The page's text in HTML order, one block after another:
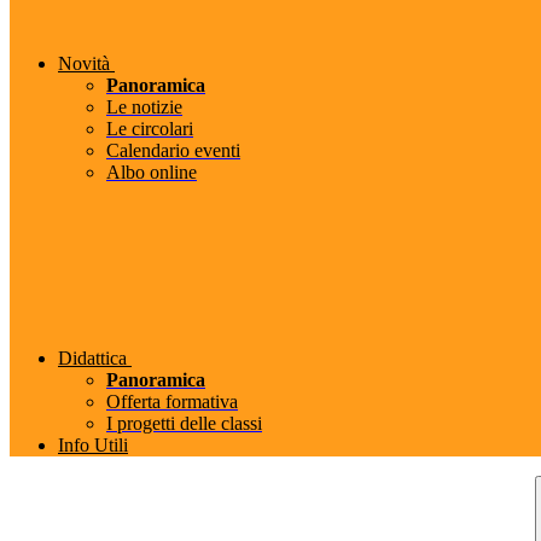
Novità
Panoramica
Le notizie
Le circolari
Calendario eventi
Albo online
Didattica
Panoramica
Offerta formativa
I progetti delle classi
Info Utili